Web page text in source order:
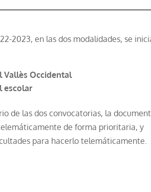
2023, en las dos modalidades, se
Vallès Occidental
escolar
de las dos convocatorias, la
de forma prioritaria, y
para hacerlo telemáticamente.